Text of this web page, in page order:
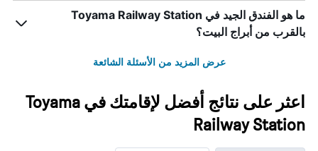
ما هو الفندق الجيد في Toyama Railway Station
بالقرب من أبراج البيت؟
عرض المزيد من الأسئلة الشائعة
اعثر على نتائج أفضل لإقامتك في Toyama
Railway Station